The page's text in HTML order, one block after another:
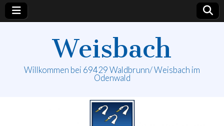
Weisbach
Willkommen bei 69429 Waldbrunn/ Weisbach im
Odenwald